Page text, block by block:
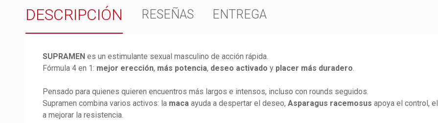
DESCRIPCIÓN RESEÑAS ENTREGA
SUPRAMEN es un estimulante sexual masculino de acción rápida.
Fórmula 4 en 1: mejor erección, más potencia, deseo activado y placer más duradero.
Pensado para quienes quieren encuentros más largos e intensos, incluso con rounds seguidos.
Supramen combina varios activos: la maca ayuda a despertar el deseo, Asparagus racemosus apoya el control, el
a mejorar la resistencia.